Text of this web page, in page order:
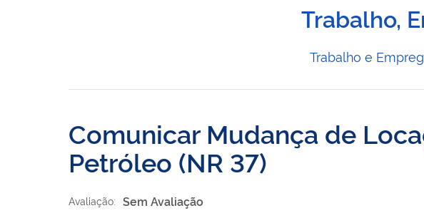
Trabalho,
Trabalho e
Comunicar Mudança de
Petróleo (NR 37)
Avaliação: Sem Avaliação